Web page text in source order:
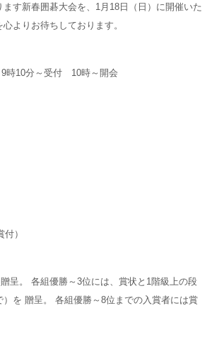
す新春囲碁大会を、1月18日（日）に開催いた
よりお待ちしております。
時10分～受付 10時～開会
）
呈。 各組優勝～3位には、賞状と1階級上の段
を 贈呈。 各組優勝～8位までの入賞者には賞